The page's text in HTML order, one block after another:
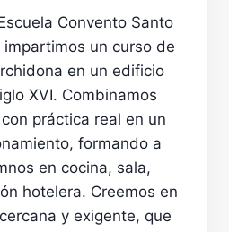
Convento Santo
un curso de
en un edificio
XVI. Combinamos
práctica real en un
formando a
en cocina, sala,
hotelera. Creemos en
y exigente, que